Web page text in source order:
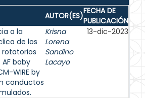
AUTOR(ES)FECHA DE
PUBLICACIÓN
a la
de los
baby
WIRE by
conductos
Krisna
Lorena
Sandino
Lacayo
13-dic-2023